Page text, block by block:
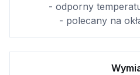
- odporny
- polecany na